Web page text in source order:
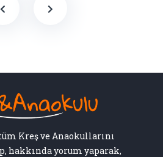
Kreş ve Anaokullarını
hakkında yorum yaparak,